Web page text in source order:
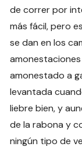
de correr por
más fácil, pero
se dan en los
amonestado a
levantada
liebre bien, y
de la rabona y
ningún tipo de